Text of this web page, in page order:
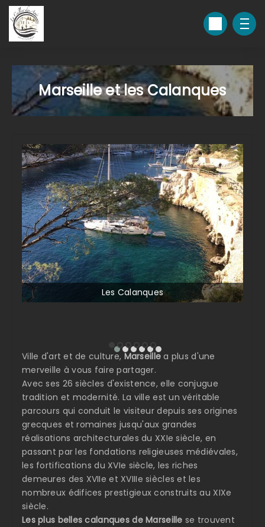
Marseille et les Calanques
Les Calanques
Ville d'art et de culture, Marseillea plus d'une
merveille à vous faire partager.
Avec ses 26 siècles d'existence, elle conjugue
tradition et modernité. La ville est un véritable
parcours qui conduit le visiteur depuis ses origines
grecques et romaines jusqu'aux grandes
réalisations architecturales du XXIe siècle, en
passant par les fondations religieuses médiévales,
les fortifications du XVIe siècle, les riches
demeures des XVIIe et XVIIIe siècles et les
nombreux édifices prestigieux construits au XIXe
siècle.
Les plus belles calanques de Marseille se trouvent